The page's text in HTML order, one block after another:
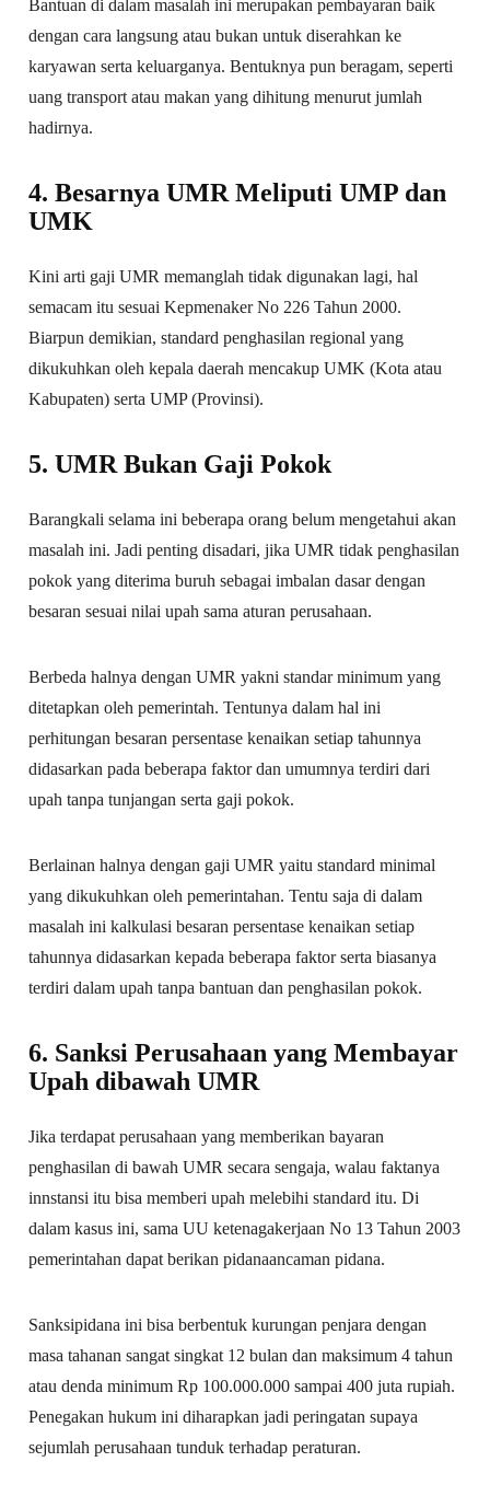
Bantuan di dalam masalah ini merupakan pembayaran baik
dengan cara langsung atau bukan untuk diserahkan ke
karyawan serta keluarganya. Bentuknya pun beragam, seperti
uang transport atau makan yang dihitung menurut jumlah
hadirnya.
4. Besarnya UMR Meliputi UMP dan
UMK
Kini arti gaji UMR memanglah tidak digunakan lagi, hal
semacam itu sesuai Kepmenaker No 226 Tahun 2000.
Biarpun demikian, standard penghasilan regional yang
dikukuhkan oleh kepala daerah mencakup UMK (Kota atau
Kabupaten) serta UMP (Provinsi).
5. UMR Bukan Gaji Pokok
Barangkali selama ini beberapa orang belum mengetahui akan
masalah ini. Jadi penting disadari, jika UMR tidak penghasilan
pokok yang diterima buruh sebagai imbalan dasar dengan
besaran sesuai nilai upah sama aturan perusahaan.
Berbeda halnya dengan UMR yakni standar minimum yang
ditetapkan oleh pemerintah. Tentunya dalam hal ini
perhitungan besaran persentase kenaikan setiap tahunnya
didasarkan pada beberapa faktor dan umumnya terdiri dari
upah tanpa tunjangan serta gaji pokok.
Berlainan halnya dengan gaji UMR yaitu standard minimal
yang dikukuhkan oleh pemerintahan. Tentu saja di dalam
masalah ini kalkulasi besaran persentase kenaikan setiap
tahunnya didasarkan kepada beberapa faktor serta biasanya
terdiri dalam upah tanpa bantuan dan penghasilan pokok.
6. Sanksi Perusahaan yang Membayar
Upah dibawah UMR
Jika terdapat perusahaan yang memberikan bayaran
penghasilan di bawah UMR secara sengaja, walau faktanya
innstansi itu bisa memberi upah melebihi standard itu. Di
dalam kasus ini, sama UU ketenagakerjaan No 13 Tahun 2003
pemerintahan dapat berikan pidanaancaman pidana.
Sanksipidana ini bisa berbentuk kurungan penjara dengan
masa tahanan sangat singkat 12 bulan dan maksimum 4 tahun
atau denda minimum Rp 100.000.000 sampai 400 juta rupiah.
Penegakan hukum ini diharapkan jadi peringatan supaya
sejumlah perusahaan tunduk terhadap peraturan.